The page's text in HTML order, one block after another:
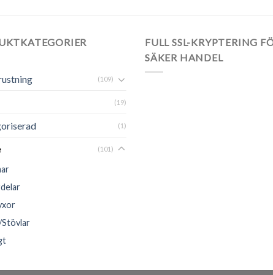
(109)
(19)
(1)
(101)
FULL SSL-KRYPTERING
SÄKER HANDEL